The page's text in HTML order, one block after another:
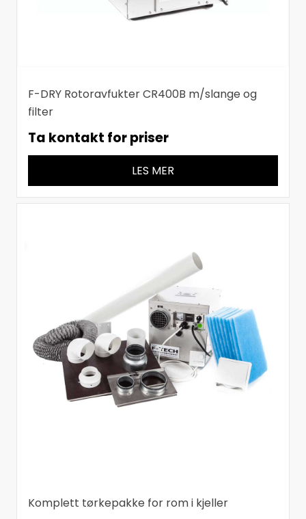
F-DRY Rotoravfukter CR400B m/slange og
filter
Ta kontakt for priser
LES MER
Komplett tørkepakke for rom i kjeller